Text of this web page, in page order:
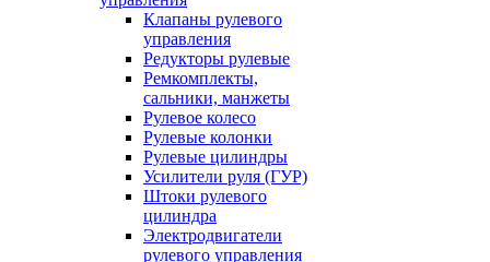
Клапаны рулевого
управления
Редукторы рулевые
Ремкомплекты,
сальники, манжеты
Рулевое колесо
Рулевые колонки
Рулевые цилиндры
Усилители руля (ГУР)
Штоки рулевого
цилиндра
Электродвигатели
рулевого управления